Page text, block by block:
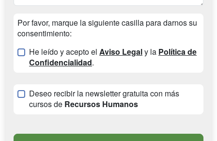
Por favor, marque la siguiente casilla para darnos su
consentimiento:
He leído y acepto el Aviso Legaly la Política de
Confidencialidad.
Deseo recibir la newsletter gratuita con más
cursos de Recursos Humanos